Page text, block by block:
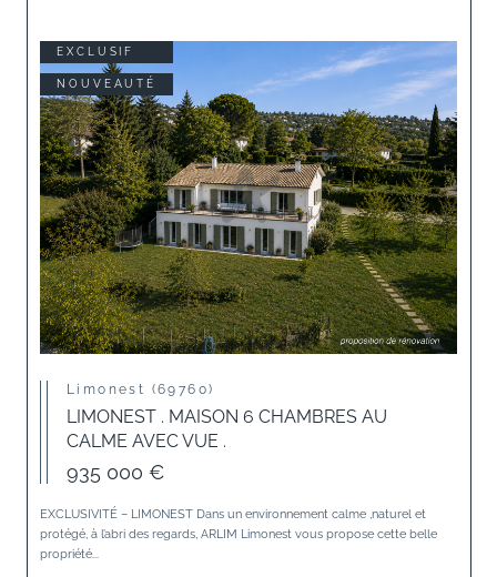
EXCLUSIF
NOUVEAUTÉ
Limonest (69760)
LIMONEST . MAISON 6 CHAMBRES AU
CALME AVEC VUE .
935 000 €
EXCLUSIVITÉ – LIMONEST Dans un environnement calme ,naturel et
protégé, à l’abri des regards, ARLIM Limonest vous propose cette belle
propriété...